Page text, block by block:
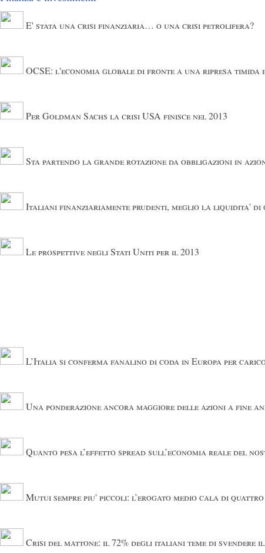
E' stata una crisi finanziaria… o una crisi petrolifera?
OCSE: l'economia globale di fronte a una ripresa
Per Goldman Sachs la crisi USA finisce nel 2013
Sta partendo la grande rotazione da obbligazioni in
Italiani finanziariamente prudenti, meglio la liquidita'
Le prospettive negli Stati Uniti per il 2013
L’Italia si conferma fanalino di coda in Europa per
Una ponderazione ancora maggiore delle azioni a fine
Quanto pesa l’effetto spread sull’economia reale del
Mutui sempre piu' piccoli: l’erogato medio cala di quattro
Crisi del mattone: il 72% degli italiani teme di svendere